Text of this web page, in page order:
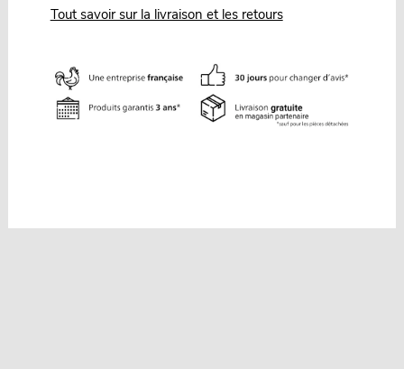
Tout savoir sur la livraison et les retours